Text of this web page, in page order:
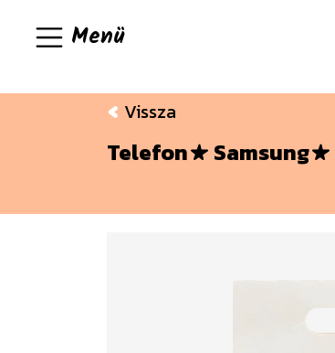
Menü
Vissza
Telefon Samsung